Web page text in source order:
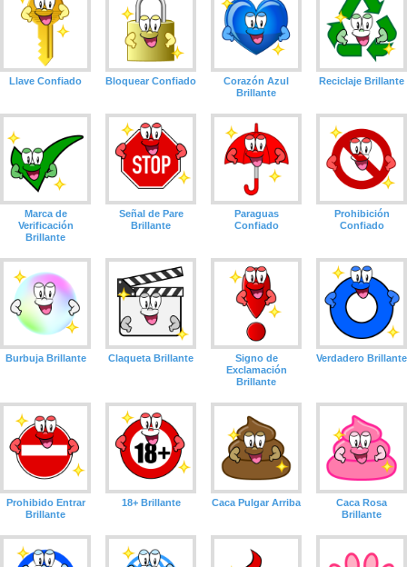
Llave Confiado Bloquear Confiado
Corazón Azul
Brillante
Reciclaje Brillante
Marca de
Verificación
Brillante
Señal de Pare
Brillante
Paraguas
Confiado
Prohibición
Confiado
Burbuja Brillante Claqueta Brillante
Signo de
Exclamación
Brillante
Verdadero Brillante
Prohibido Entrar
Brillante
18+ Brillante Caca Pulgar Arriba
Caca Rosa
Brillante